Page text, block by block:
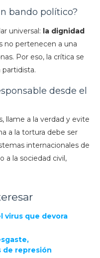
bando político?
universal: la dignidad
no pertenecen a una
Por eso, la crítica se
desde el
llame a la verdad y evite
a la tortura debe ser
internacionales de
a la sociedad civil,
virus que devora
de represión